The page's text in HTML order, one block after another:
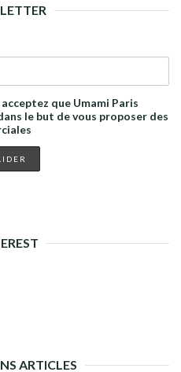
que Umami Paris
le but de vous proposer des
ARTICLES